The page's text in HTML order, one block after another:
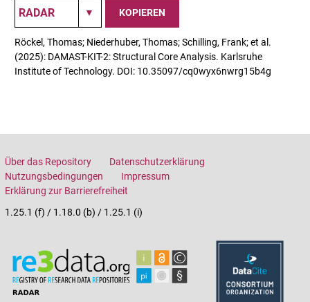
KOPIEREN
Röckel, Thomas; Niederhuber, Thomas; Schilling, Frank; et al.
(2025): DAMAST-KIT-2: Structural Core Analysis. Karlsruhe
Institute of Technology. DOI: 10.35097/cq0wyx6nwrg15b4g
Über das Repository
Datenschutzerklärung
Nutzungsbedingungen
Impressum
Erklärung zur Barrierefreiheit
1.25.1 (f) / 1.18.0 (b) / 1.25.1 (i)